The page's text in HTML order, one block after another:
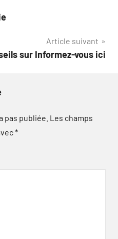
Article suivant
sur Informez-vous ici
pas publiée. Les champs
*